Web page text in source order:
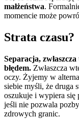
małżeństwa.
momencie może
Strata czasu?
Separacja,
błędem. Zwłaszcza
oczy. Żyjemy w
siebie myśli, że druga
oszukuje i wypiera się
jeśli nie pozwala
zdrowych granic.